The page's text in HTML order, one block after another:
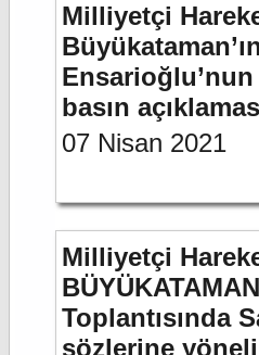
Milliyetçi
Ensarioğlu’nun
basın
07 Nisan 2021
Milliyetçi
Toplantısında
sözlerine